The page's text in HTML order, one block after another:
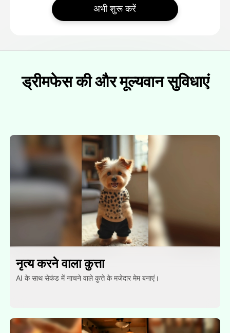
अभी शुरू करें
ड्रीमफेस की और मूल्यवान सुविधाएं
नृत्य करने वाला कुत्ता
AI के साथ सेकंड में नाचने वाले कुत्ते के मजेदार मेम बनाएं।